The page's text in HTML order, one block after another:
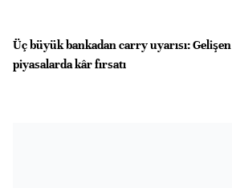
Üç büyük bankadan carry uyarısı: Gelişen
piyasalarda kâr fırsatı